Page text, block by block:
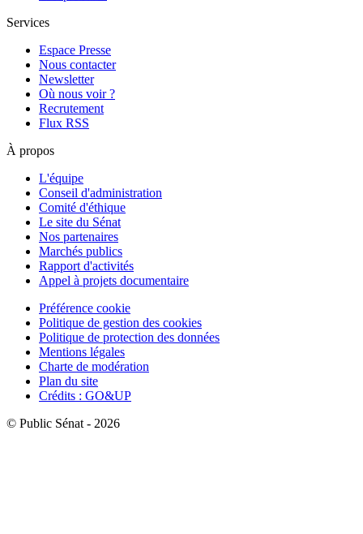
Services
Espace Presse
Nous contacter
Newsletter
Où nous voir ?
Recrutement
Flux RSS
À propos
L'équipe
Conseil d'administration
Comité d'éthique
Le site du Sénat
Nos partenaires
Marchés publics
Rapport d'activités
Appel à projets documentaire
Préférence cookie
Politique de gestion des cookies
Politique de protection des données
Mentions légales
Charte de modération
Plan du site
Crédits : GO&UP
© Public Sénat - 2026